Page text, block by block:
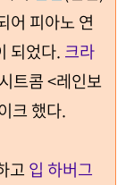
어 피아노 연
되었다. 크라
시트콤 <레인보
크 했다.
고 입 하버그